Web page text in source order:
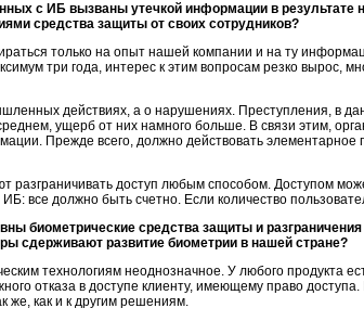
с ИБ вызваны утечкой информации в
средства защиты от своих сотрудников?
только на опыт нашей компании и на ту
три года, интерес к этим вопросам резко вырос,
действиях, а о нарушениях. Преступления, в
ущерб от них намного больше. В связи этим,
Прежде всего, должно действовать
разграничивать доступ любым способом. Доступом
все должно быть счетно. Если количество
биометрические средства защиты и
сдерживают развитие биометрии в нашей стране?
технологиям неоднозначное. У любого продукта
отказа в доступе клиенту, имеющему право
же, как и к другим решениям.